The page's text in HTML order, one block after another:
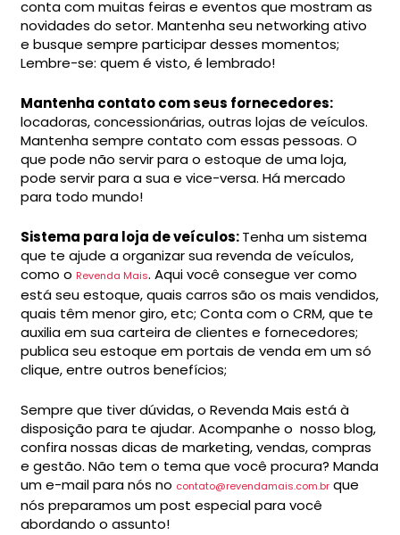
conta com muitas feiras e eventos que mostram as
novidades do setor. Mantenha seu networking ativo
e busque sempre participar desses momentos;
Lembre-se: quem é visto, é lembrado!
Mantenha contato com seus fornecedores:
locadoras, concessionárias, outras lojas de veículos.
Mantenha sempre contato com essas pessoas. O
que pode não servir para o estoque de uma loja,
pode servir para a sua e vice-versa. Há mercado
para todo mundo!
Sistema para loja de veículos:Tenha um sistema
que te ajude a organizar sua revenda de veículos,
como o Revenda Mais. Aqui você consegue ver como
está seu estoque, quais carros são os mais vendidos,
quais têm menor giro, etc; Conta com o CRM, que te
auxilia em sua carteira de clientes e fornecedores;
publica seu estoque em portais de venda em um só
clique, entre outros benefícios;
Sempre que tiver dúvidas, o Revenda Mais está à
disposição para te ajudar. Acompanhe o nosso blog,
confira nossas dicas de marketing, vendas, compras
e gestão. Não tem o tema que você procura? Manda
um e-mail para nós no contato@revendamais.com.br que
nós preparamos um post especial para você
abordando o assunto!